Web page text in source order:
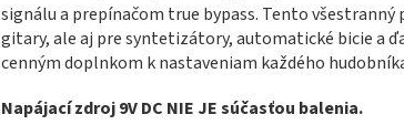
signálu a prepínačom true bypass. Tento všestranný
gitary, ale aj pre syntetizátory, automatické bicie a
cenným doplnkom k nastaveniam každého
Napájací zdroj 9V DC NIE JE súčasťou balenia.